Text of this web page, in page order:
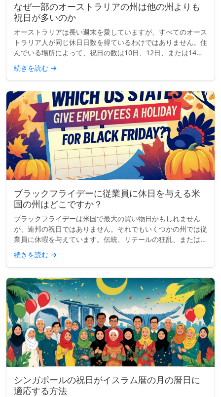
なぜ一部のオーストラリアの州は他の州よりも
祝日が多いのか
オーストラリアは長い週末を愛していますが、すべてのオース
トラリア人が同じ休日日数を得ているわけではありません。住
んでいる場所によって、祝日の数は10日、12日、または14日
になることもあります。では、何が起こっているのでしょう
か？なぜ一部の...
続きを読む →
ブラックフライデーに従業員に休日を与える米
国の州はどこですか？
ブラックフライデーは米国で最大の買い物日かもしれません
が、連邦の祝日ではありません。それでもいくつかの州では従
業員に休暇を与えています。伝統、リテールの狂乱、または感
謝祭の延長などの理由で、少なくとも公務員にとってブラック
フライデーを公式な...
続きを読む →
シンガポールの祝日がイスラム暦の月の暦日に
適応する方法